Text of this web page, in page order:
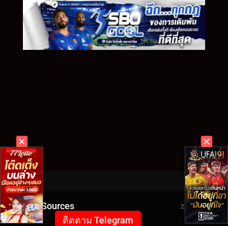
Video Sources 2293 Views
ติดตาม Telegram